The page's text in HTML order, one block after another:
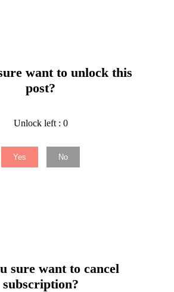
want to unlock this
post?
Unlock left : 0
Yes No
sure want to cancel
subscription?